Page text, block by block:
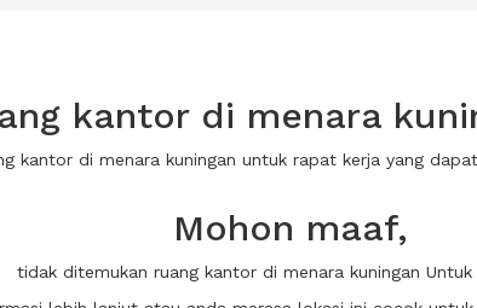
kantor di menara
kantor di menara kuningan untuk rapat kerja yang
Mohon maaf,
tidak ditemukan ruang kantor di menara kuningan